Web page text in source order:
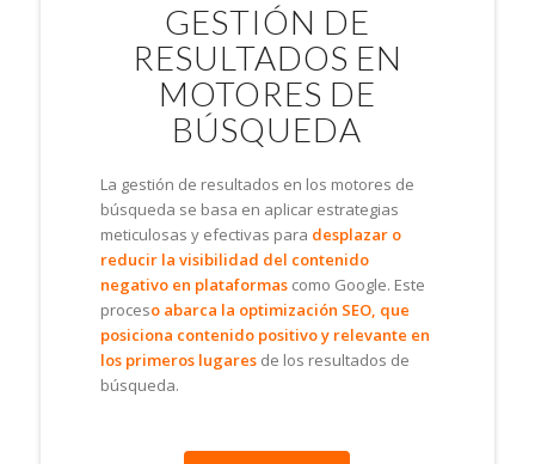
GESTIÓN DE
RESULTADOS EN
MOTORES DE
BÚSQUEDA
La gestión de resultados en los motores de
búsqueda se basa en aplicar estrategias
meticulosas y efectivas para desplazar o
reducir la visibilidad del contenido
negativo en plataformascomo Google. Este
proceso abarca la optimización SEO, que
posiciona contenido positivo y relevante en
los primeros lugaresde los resultados de
búsqueda.